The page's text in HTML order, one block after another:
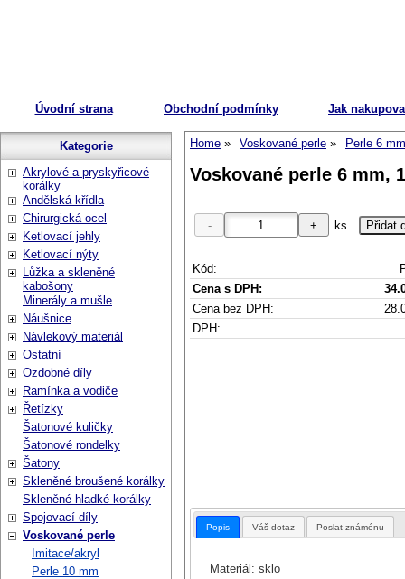
Úvodní strana Obchodní podmínky Jak
Home Voskované perle Perle 6 mm
Voskované perle 6 mm,
ks
Kód:
Cena s DPH:
Cena bez DPH:
DPH:
Popis Váš dotaz Poslat známénu
Materiál: sklo
Kategorie
Akrylové a pryskyřicové
korálky
Andělská křídla
Chirurgická ocel
Ketlovací jehly
Ketlovací nýty
Lůžka a skleněné
kabošony
Minerály a mušle
Náušnice
Návlekový materiál
Ostatní
Ozdobné díly
Ramínka a vodiče
Řetízky
Šatonové kuličky
Šatonové rondelky
Šatony
Skleněné broušené korálky
Skleněné hladké korálky
Spojovací díly
Voskované perle
Imitace/akryl
Perle 10 mm